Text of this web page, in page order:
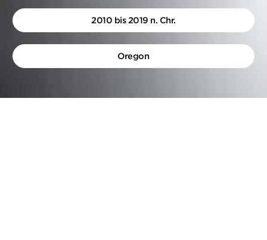
2010 bis 2019 n. Chr.
Oregon